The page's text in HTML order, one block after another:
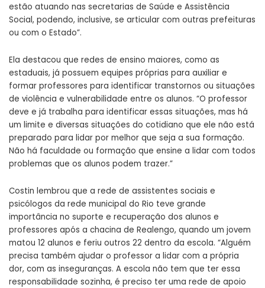
estão atuando nas secretarias de Saúde e Assistência
Social, podendo, inclusive, se articular com outras prefeituras
ou com o Estado”.
Ela destacou que redes de ensino maiores, como as
estaduais, já possuem equipes próprias para auxiliar e
formar professores para identificar transtornos ou situações
de violência e vulnerabilidade entre os alunos. “O professor
deve e já trabalha para identificar essas situações, mas há
um limite e diversas situações do cotidiano que ele não está
preparado para lidar por melhor que seja a sua formação.
Não há faculdade ou formação que ensine a lidar com todos
problemas que os alunos podem trazer.”
Costin lembrou que a rede de assistentes sociais e
psicólogos da rede municipal do Rio teve grande
importância no suporte e recuperação dos alunos e
professores após a chacina de Realengo, quando um jovem
matou 12 alunos e feriu outros 22 dentro da escola. “Alguém
precisa também ajudar o professor a lidar com a própria
dor, com as inseguranças. A escola não tem que ter essa
responsabilidade sozinha, é preciso ter uma rede de apoio